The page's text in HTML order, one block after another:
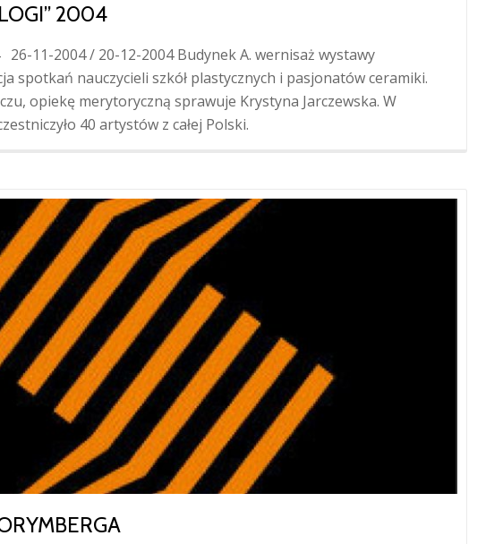
2004
26-11-2004 / 20-12-2004 Budynek A. wernisaż wystawy
spotkań nauczycieli szkół plastycznych i pasjonatów ceramiki.
opiekę merytoryczną sprawuje Krystyna Jarczewska. W
40 artystów z całej Polski.